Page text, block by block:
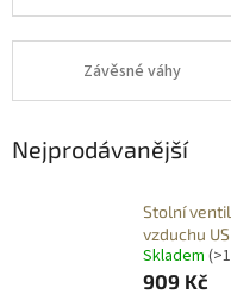
Závěsné váhy
Nejprodávanější
Stolní
vzduchu
Skladem
909 Kč